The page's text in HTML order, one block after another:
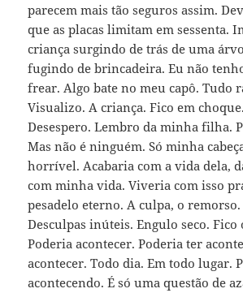
parecem mais tão seguros assim.
que as placas limitam em sessenta.
criança surgindo de trás de uma
fugindo de brincadeira. Eu não
frear. Algo bate no meu capô. Tudo
Visualizo. A criança. Fico em
Desespero. Lembro da minha filha.
Mas não é ninguém. Só minha
horrível. Acabaria com a vida dela,
com minha vida. Viveria com isso
pesadelo eterno. A culpa, o
Desculpas inúteis. Engulo seco. Fico
Poderia acontecer. Poderia ter
acontecer. Todo dia. Em todo lugar.
acontecendo. É só uma questão de